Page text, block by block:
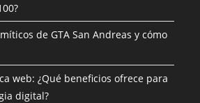
de GTA San Andreas y cómo
web: ¿Qué beneficios ofrece para
digital?